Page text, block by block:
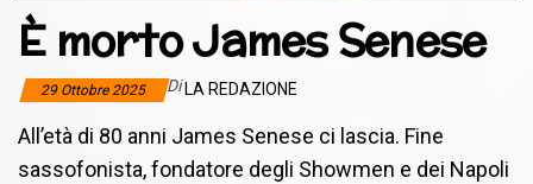
È morto James Senese
29 Ottobre 2025 Di LA REDAZIONE
All’età di 80 anni James Senese ci lascia. Fine
sassofonista, fondatore degli Showmen e dei Napoli